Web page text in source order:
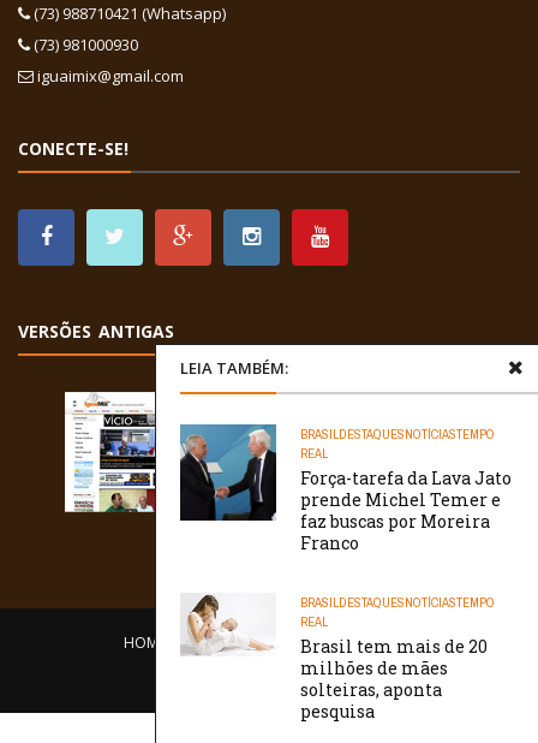
LEIA TAMBÉM:
BRASILDESTAQUESNOTÍCIASTEMPO
REAL
Força-tarefa da Lava Jato
prende Michel Temer e
faz buscas por Moreira
Franco
BRASILDESTAQUESNOTÍCIASTEMPO
REAL
Brasil tem mais de 20
milhões de mães
solteiras, aponta
pesquisa
(73) 988710421 (Whatsapp)
(73) 981000930
iguaimix@gmail.com
CONECTE-SE!
VERSÕES ANTIGAS
HOME EQUIPE O PORTAL CONTATO
/// WebtivaHOSTING